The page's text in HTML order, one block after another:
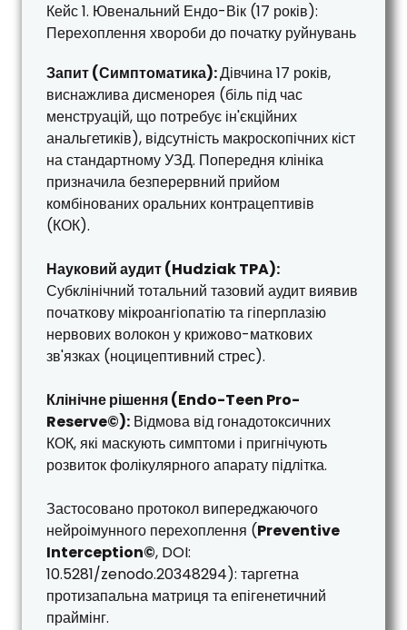
Кейс 1. Ювенальний Ендо-Вік (17 років):
Перехоплення хвороби до початку руйнувань
Запит (Симптоматика):Дівчина 17 років,
виснажлива дисменорея (біль під час
менструацій, що потребує ін'єкційних
анальгетиків), відсутність макроскопічних кіст
на стандартному УЗД. Попередня клініка
призначила безперервний прийом
комбінованих оральних контрацептивів
(КОК).
Науковий аудит (Hudziak TPA):
Субклінічний тотальний тазовий аудит виявив
початкову мікроангіопатію та гіперплазію
нервових волокон у крижово-маткових
зв'язках (ноцицептивний стрес).
Клінічне рішення (Endo-Teen Pro-
Reserve©): Відмова від гонадотоксичних
КОК, які маскують симптоми і пригнічують
розвиток фолікулярного апарату підлітка.
Застосовано протокол випереджаючого
нейроімунного перехоплення (Preventive
Interception©, DOI:
10.5281/zenodo.20348294): таргетна
протизапальна матриця та епігенетичний
праймінг.